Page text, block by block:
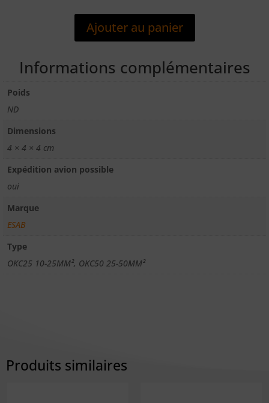
EMBASE
Ajouter au panier
Informations complémentaires
Poids
ND
Dimensions
4 × 4 × 4 cm
Expédition avion possible
oui
Marque
ESAB
Type
OKC25 10-25MM², OKC50 25-50MM²
Produits similaires